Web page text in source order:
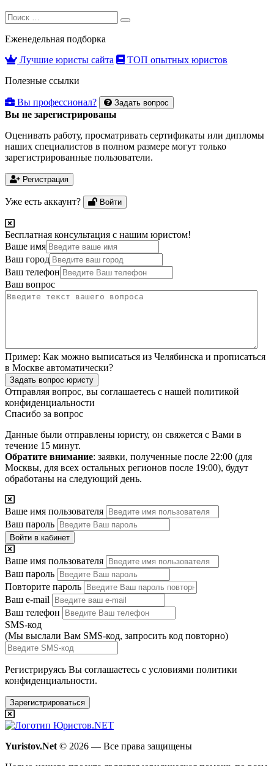
Search
for:
Search
Еженедельная подборка
Лучшие юристы сайта
ТОП опытных юристов
Полезные ссылки
Вы профессионал? Задать вопрос
Вы не зарегистрированы
Оценивать работу, просматривать сертификаты или дипломы
наших специалистов в полном размере могут только
зарегистрированные пользователи.
Регистрация
Уже есть аккаунт? Войти
Бесплатная консультация с нашим юристом!
Ваше имя
Ваш город
Ваш телефон
Ваш вопрос
Пример: Как можно выписаться из Челябинска и прописаться
в Москве автоматически?
Задать вопрос юристу
Отправляя вопрос, вы соглашаетесь с нашей политикой
конфиденциальности
Спасибо за вопрос
Данные были отправлены юристу, он свяжется с Вами в
течение 15 минут.
Обратите внимание: заявки, полученные после 22:00 (для
Москвы, для всех остальных регионов после 19:00), будут
обработаны на следующий день.
Ваше имя пользователя
Ваш пароль
Войти в кабинет
Ваше имя пользователя
Ваш пароль
Повторите пароль
Ваш e-mail
Ваш телефон
SMS-код
(Мы выслали Вам SMS-код, запросить код повторно)
Регистрируясь Вы соглашаетесь с условиями политики
конфиденциальности.
Зарегистрироваться
Yuristov.Net © 2026 — Все права защищены